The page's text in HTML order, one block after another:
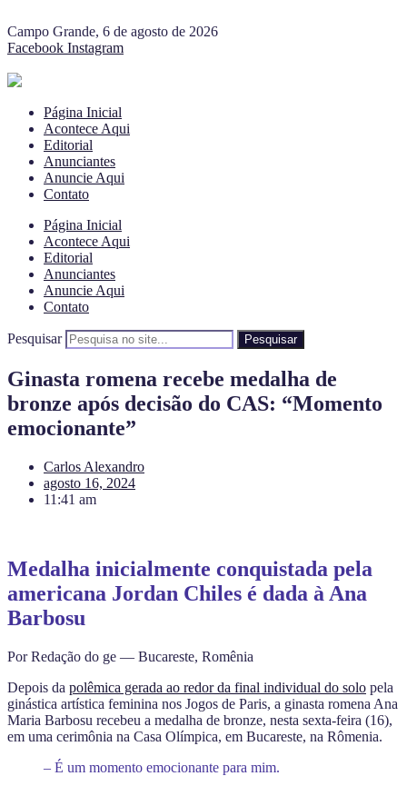
Campo Grande, 6 de agosto de 2026
Facebook Instagram
Página Inicial
Acontece Aqui
Editorial
Anunciantes
Anuncie Aqui
Contato
Página Inicial
Acontece Aqui
Editorial
Anunciantes
Anuncie Aqui
Contato
Pesquisar Pesquisar
Ginasta romena recebe medalha de
bronze após decisão do CAS: “Momento
emocionante”
Carlos Alexandro
agosto 16, 2024
11:41 am
Medalha inicialmente conquistada pela
americana Jordan Chiles é dada à Ana
Barbosu
Por Redação do ge — Bucareste, Romênia
Depois da polêmica gerada ao redor da final individual do solo pela
ginástica artística feminina nos Jogos de Paris, a ginasta romena Ana
Maria Barbosu recebeu a medalha de bronze, nesta sexta-feira (16),
em uma cerimônia na Casa Olímpica, em Bucareste, na Rômenia.
– É um momento emocionante para mim.